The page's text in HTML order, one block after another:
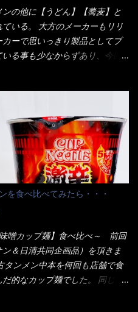
が受け付けますので・・・と
つ、安いのは嫌うんだな！？こ
は越えたと思うけど・・・出て
【ホーリーバジル香る、タイ
屋さんには、辛味剤・酢・ナ
のです。 でも流石にファミレ
～ 今回はすかいらーくグルー
提供しているか？を見るだけ
バジルなのです。 肉は通常チ
は挽肉みたいなミンチではな
に現地バンコクでは、卵は固
の目玉焼きで、これは日本風
ぱり調味料の【スパイスガール
ッキーヌの粉末をよく掛け辛
の他に【うどん】【蕎麦】と
いる。 大方のメーカーもリリ
ーで思いっきり製品としてブ
る事も少なからずあり、今回
リースするの？ 確かに販売価
で、ごつ盛り天ぷらそばは98円
か！？ そこで何が違うか・・・
■原材料 比較（相手に含まれ
き 油揚げめん(小麦粉(国内製
ん白、食塩、とろろ芋、卵白)、
)、添付調味料(砂糖、食塩、し
解物、香辛料、ねぎ、香味油
等)、炭酸カルシウム、カラメ
、レシチン、酸化防止剤(ビタ
色素、香料、ビタミンB2、ビ
ン色素 、(一部にえび・小麦・
食べ比べてみたら・・・
噌カップ麺】食べ比べ～ 前回
＆日清共同企画品）を頂きま
タンメン中本を何回も店舗で食
的なカップ麺でした。 同じ日